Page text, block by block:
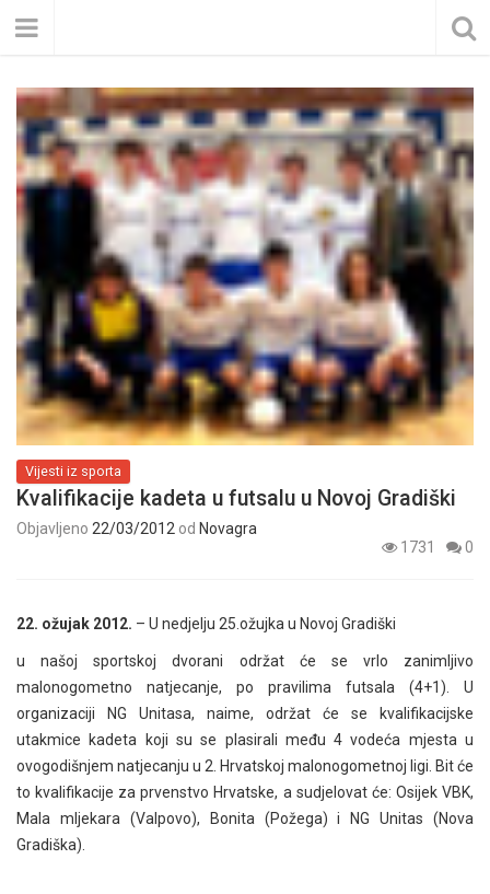
Vijesti iz sporta
Kvalifikacije kadeta u futsalu u Novoj Gradiški
Objavljeno 22/03/2012 od Novagra
1731
0
22. ožujak 2012. – U nedjelju 25.ožujka u Novoj Gradiški
u našoj sportskoj dvorani održat će se vrlo zanimljivo
malonogometno natjecanje, po pravilima futsala (4+1). U
organizaciji NG Unitasa, naime, održat će se kvalifikacijske
utakmice kadeta koji su se plasirali među 4 vodeća mjesta u
ovogodišnjem natjecanju u 2. Hrvatskoj malonogometnoj ligi. Bit će
to kvalifikacije za prvenstvo Hrvatske, a sudjelovat će: Osijek VBK,
Mala mljekara (Valpovo), Bonita (Požega) i NG Unitas (Nova
Gradiška).